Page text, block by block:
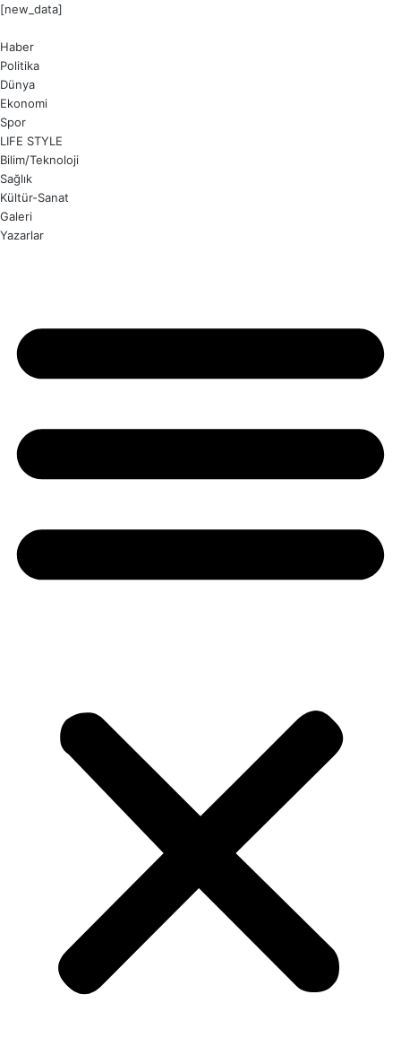
[new_data]
Haber
Politika
Dünya
Ekonomi
Spor
LIFE STYLE
Bilim/Teknoloji
Sağlık
Kültür-Sanat
Galeri
Yazarlar